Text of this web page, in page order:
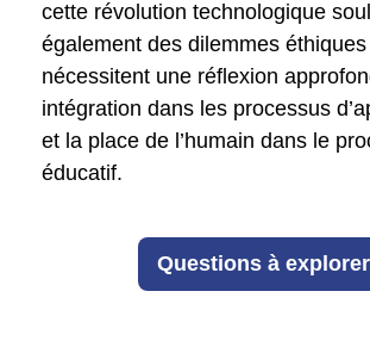
cette révolution technologique
également des dilemmes éthiques
nécessitent une réflexion
intégration dans les processus
et la place de l’humain dans le
éducatif.
Questions à explorer